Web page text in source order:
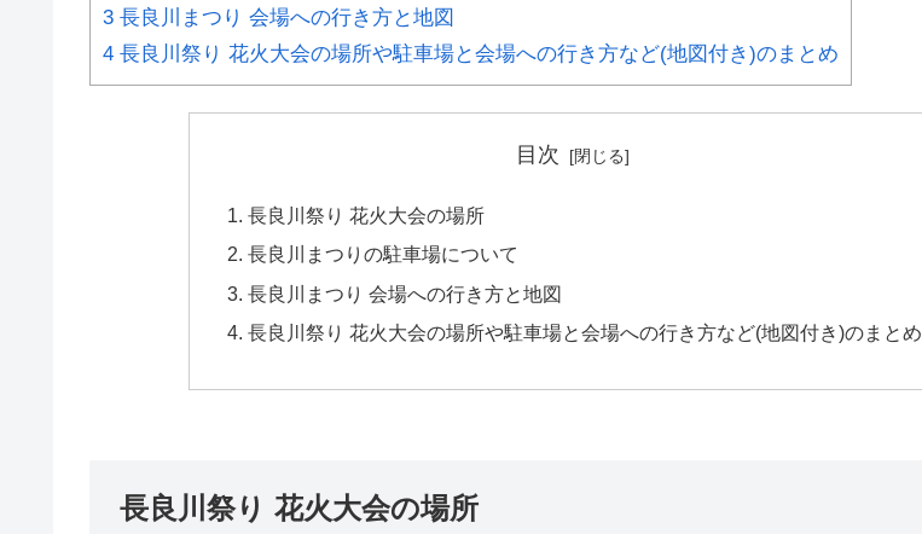
3 長良川まつり 会場への行き方と地図
4 長良川祭り 花火大会の場所や駐車場と会場への行き方など(地図付き)のまとめ
目次
長良川祭り 花火大会の場所
長良川まつりの駐車場について
長良川まつり 会場への行き方と地図
長良川祭り 花火大会の場所や駐車場と会場への行き方など(地図付き)のまとめ
長良川祭り 花火大会の場所